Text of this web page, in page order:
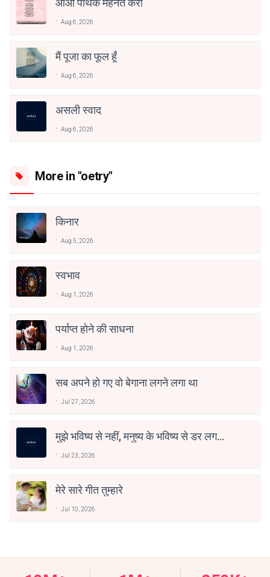
आओ पथिक मेहनत करो
Aug 6, 2026
मैं पूजा का फूल हूँ
Aug 6, 2026
असली स्वाद
Aug 6, 2026
More in "oetry"
किनार
Aug 5, 2026
स्वभाव
Aug 1, 2026
पर्याप्त होने की साधना
Aug 1, 2026
सब अपने हो गए वो बेगाना लगने लगा था
Jul 27, 2026
मुझे भविष्य से नहीं, मनुष्य के भविष्य से डर लगता
Jul 23, 2026
मेरे सारे गीत तुम्हारे
Jul 10, 2026